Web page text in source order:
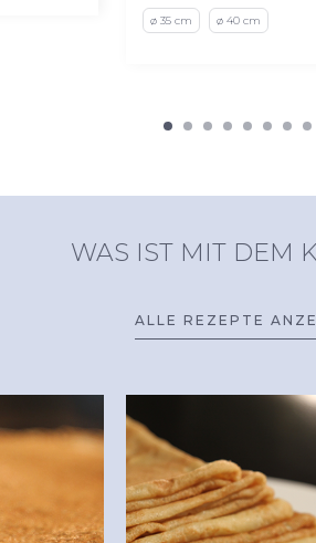
ø 35 cm ø 40 cm
WAS IST MIT DEM
ALLE REZEPTE